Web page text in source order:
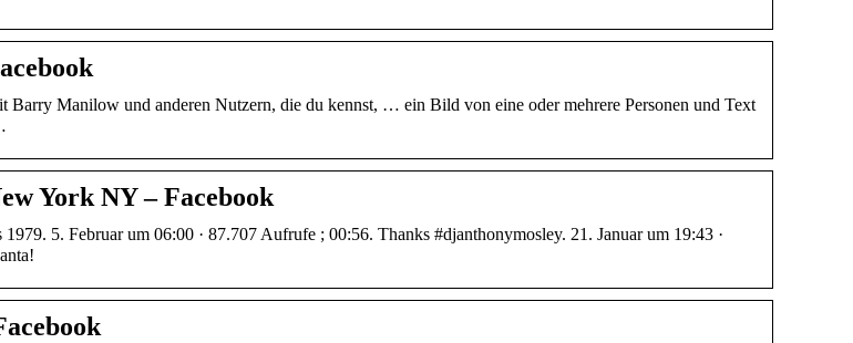
Barry Manilow und anderen Nutzern, die du kennst, … ein Bild von eine oder mehrere Personen und Text
York NY – Facebook
5. Februar um 06:00 · 87.707 Aufrufe ; 00:56. Thanks #djanthonymosley. 21. Januar um 19:43 ·